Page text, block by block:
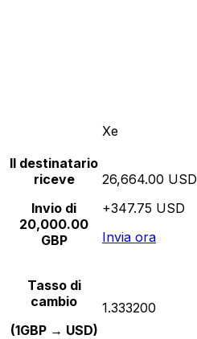
Xe
Il destinatario
riceve
Invio di
20,000.00
GBP
26,664.00 USD
+347.75 USD
Invia ora
Tasso di
cambio
(1GBP → USD)
1.333200